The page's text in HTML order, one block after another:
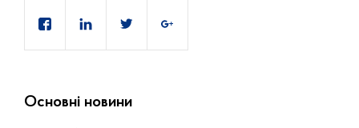
Основні новини